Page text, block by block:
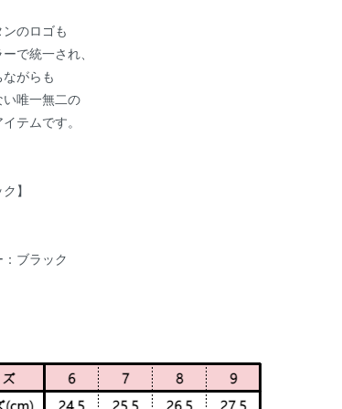
のロゴも
で統一され、
がらも
い唯一無二の
テムです。
】
：ブラック